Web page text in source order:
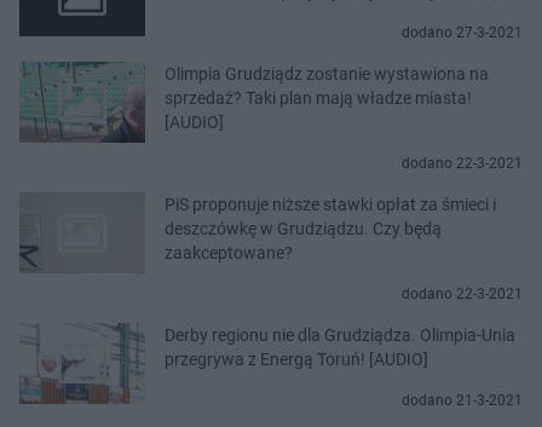
dodano 27-3-2021
Olimpia Grudziądz zostanie wystawiona na
sprzedaż? Taki plan mają władze miasta!
[AUDIO]
dodano 22-3-2021
PiS proponuje niższe stawki opłat za śmieci i
deszczówkę w Grudziądzu. Czy będą
zaakceptowane?
dodano 22-3-2021
Derby regionu nie dla Grudziądza. Olimpia-Unia
przegrywa z Energą Toruń! [AUDIO]
dodano 21-3-2021